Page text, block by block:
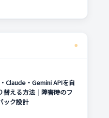
Claude・Gemini APIを自
替える方法｜障害時のフ
ック設計